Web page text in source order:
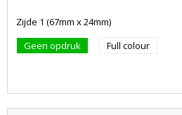
Zijde 1 (67mm x 24mm)
Geen opdruk
Full colour